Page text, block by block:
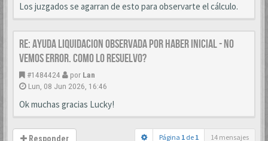
Los juzgados se agarran de esto para observarte el cálculo.
Re: AYUDA LIQUIDACION OBSERVADA POR HABER INICIAL - NO
VEMOS ERROR. COMO LO RESUELVO?
#1484424 por Lan
Lun, 08 Jun 2026, 16:46
Ok muchas gracias Lucky!
Responder Página 1 de 1 14 mensajes